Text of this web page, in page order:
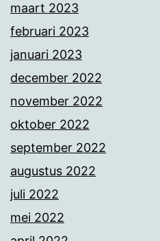
maart 2023
februari 2023
januari 2023
december 2022
november 2022
oktober 2022
september 2022
augustus 2022
juli 2022
mei 2022